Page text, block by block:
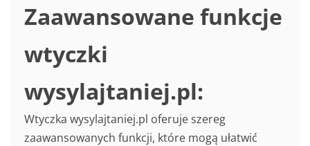
Zaawansowane funkcje
wtyczki
wysylajtaniej.pl:
Wtyczka wysylajtaniej.pl oferuje szereg
zaawansowanych funkcji, które mogą ułatwić